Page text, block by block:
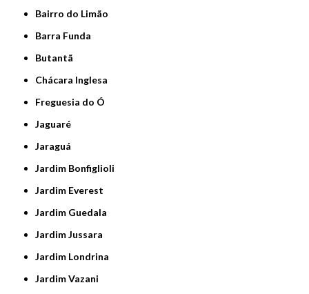
Bairro do Limão
Barra Funda
Butantã
Chácara Inglesa
Freguesia do Ó
Jaguaré
Jaraguá
Jardim Bonfiglioli
Jardim Everest
Jardim Guedala
Jardim Jussara
Jardim Londrina
Jardim Vazani